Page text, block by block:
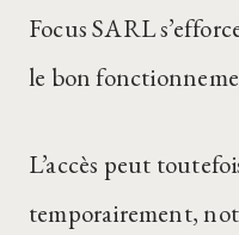
Focus SARL
le bon
L’accès peut
temporairement,